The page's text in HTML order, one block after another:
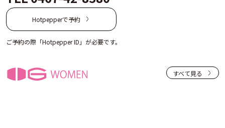
Hotpepperで予約
ご予約の際「Hotpepper ID」が必要です。
すべて見る